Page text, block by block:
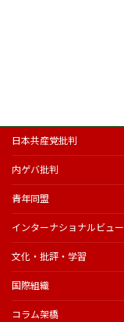
日本共産党批判
内ゲバ批判
青年同盟
インターナショナルビュー
文化・批評・学習
国際組織
コラム架橋